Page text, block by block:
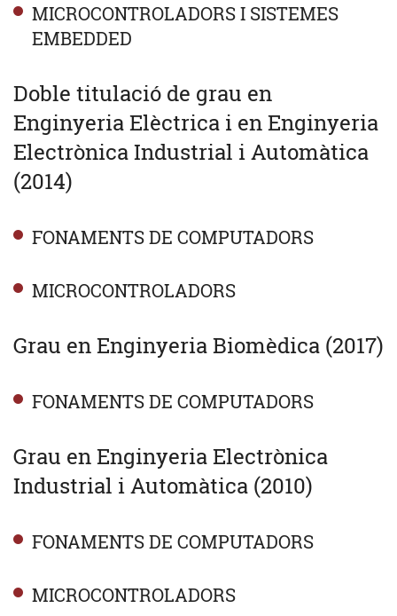
MICROCONTROLADORS I SISTEMES
EMBEDDED
Doble titulació de grau en
Enginyeria Elèctrica i en Enginyeria
Electrònica Industrial i Automàtica
(2014)
FONAMENTS DE COMPUTADORS
MICROCONTROLADORS
Grau en Enginyeria Biomèdica (2017)
FONAMENTS DE COMPUTADORS
Grau en Enginyeria Electrònica
Industrial i Automàtica (2010)
FONAMENTS DE COMPUTADORS
MICROCONTROLADORS